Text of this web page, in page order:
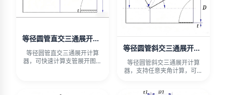
等径圆管直交三通展开计算器
等径圆管直交三通展开计算
器，可快速计算支管展开图、
等径圆管斜交三通展开计算器
等径圆管斜交三通展开计算
器，支持任意夹角计算，可按